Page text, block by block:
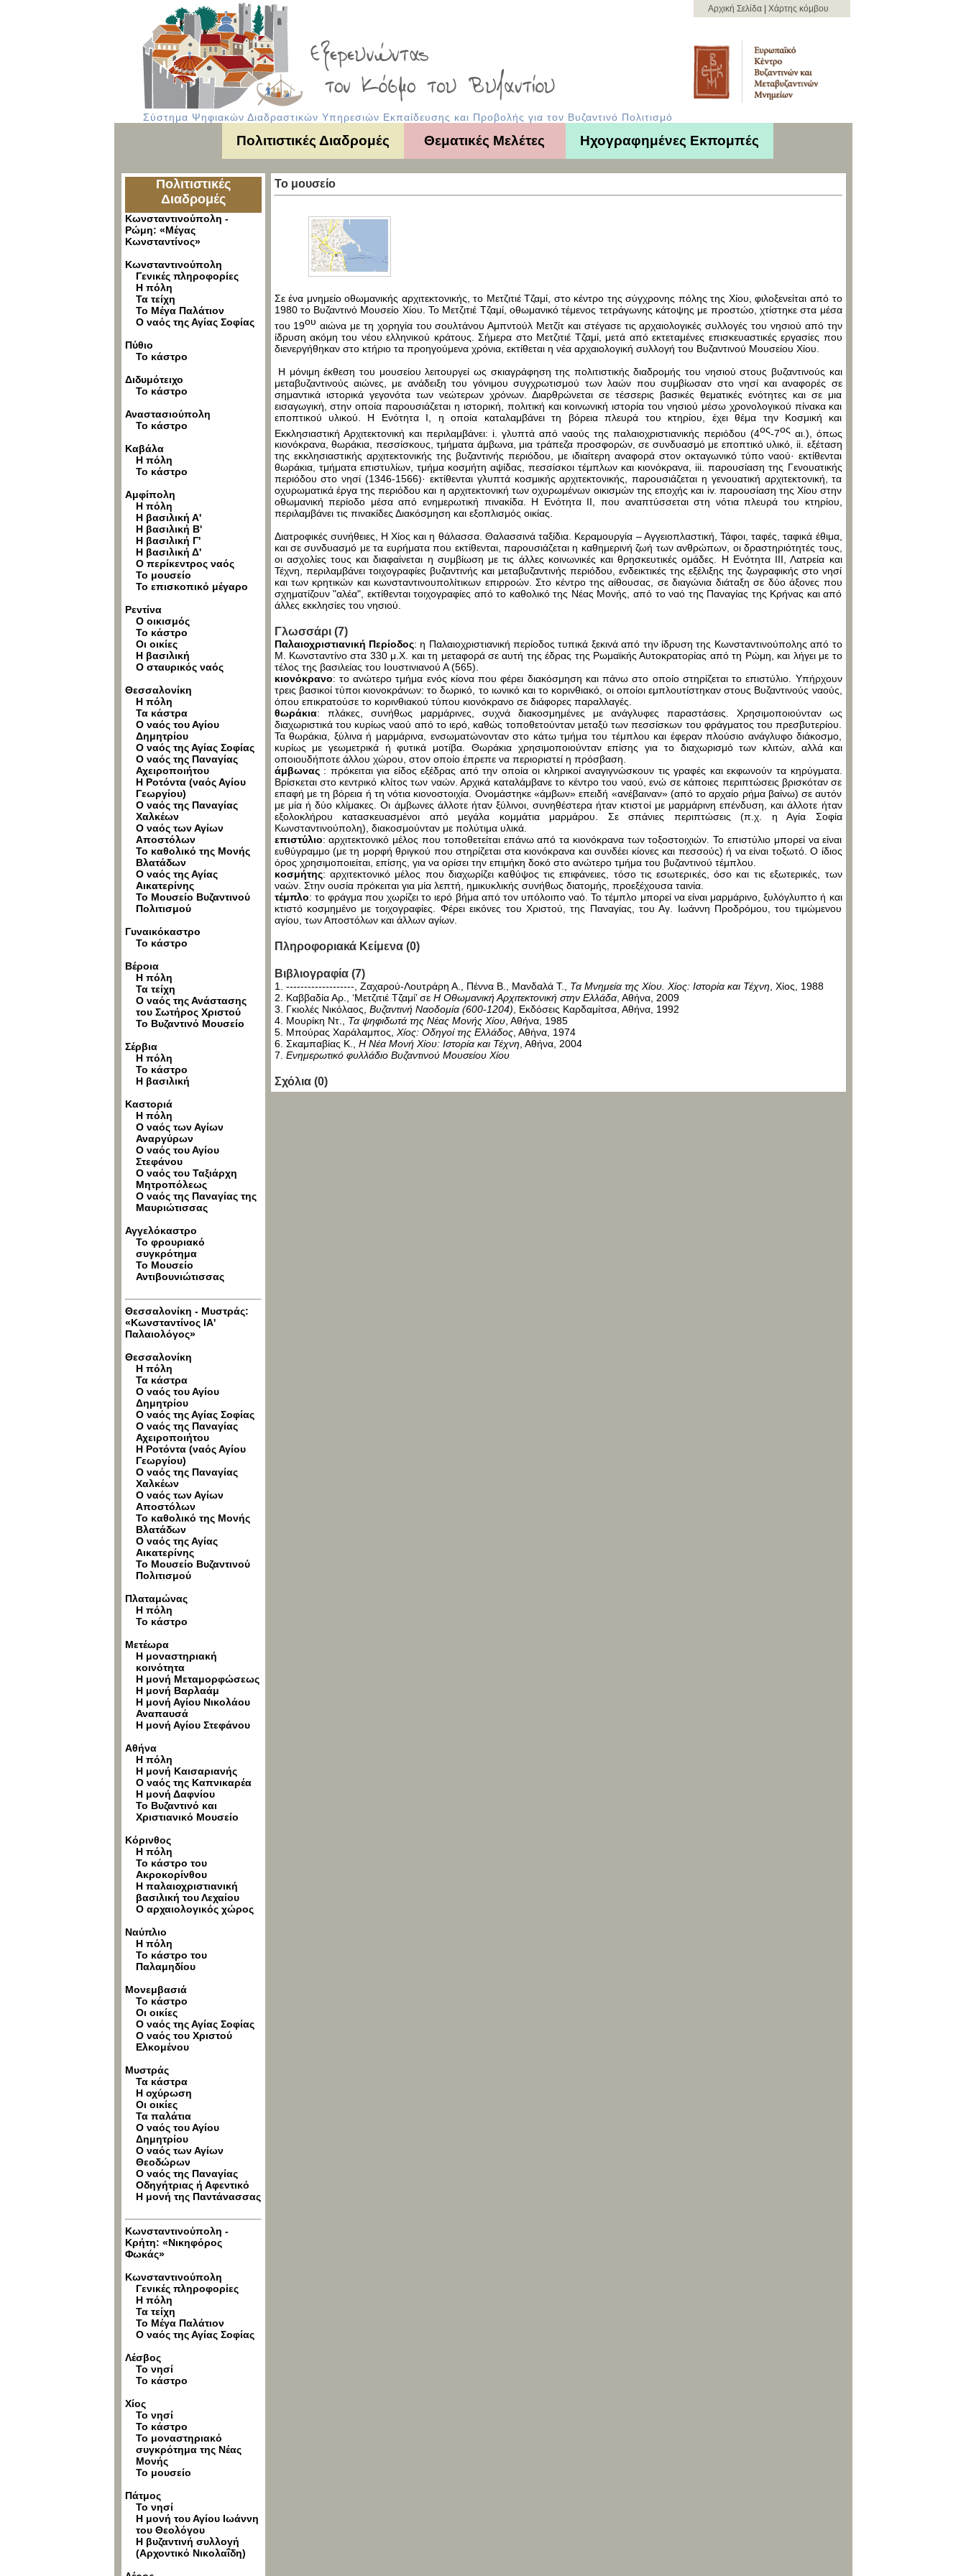
Αρχική Σελίδα Χάρτης κόμβου
Σύστημα Ψηφιακών Διαδραστικών Υπηρεσιών Εκπαίδευσης και Προβολής για τον Βυζαντινό Πολιτισμό
Πολιτιστικές Διαδρομές Θεματικές Μελέτες Ηχογραφημένες Εκπομπές
Πολιτιστικές
Διαδρομές
Κωνσταντινούπολη -
Ρώμη: «Μέγας
Κωνσταντίνος»
Κωνσταντινούπολη
Γενικές πληροφορίες
Η πόλη
Τα τείχη
Το Μέγα Παλάτιον
Ο ναός της Αγίας Σοφίας
Πύθιο
Το κάστρο
Διδυμότειχο
Το κάστρο
Αναστασιούπολη
Το κάστρο
Καβάλα
Η πόλη
Το κάστρο
Αμφίπολη
Η πόλη
Η βασιλική Α'
Η βασιλική Β'
Η βασιλική Γ'
Η βασιλική Δ'
Ο περίκεντρος ναός
Το μουσείο
Το επισκοπικό μέγαρο
Ρεντίνα
Ο οικισμός
Το κάστρο
Οι οικίες
Η βασιλική
Ο σταυρικός ναός
Θεσσαλονίκη
Η πόλη
Τα κάστρα
Ο ναός του Αγίου
Δημητρίου
Ο ναός της Αγίας Σοφίας
Ο ναός της Παναγίας
Αχειροποιήτου
Η Ροτόντα (ναός Αγίου
Γεωργίου)
Ο ναός της Παναγίας
Χαλκέων
Ο ναός των Αγίων
Αποστόλων
Το καθολικό της Μονής
Βλατάδων
Ο ναός της Αγίας
Αικατερίνης
Το Μουσείο Βυζαντινού
Πολιτισμού
Γυναικόκαστρο
Το κάστρο
Βέροια
Η πόλη
Τα τείχη
Ο ναός της Ανάστασης
του Σωτήρος Χριστού
Το Βυζαντινό Μουσείο
Σέρβια
Η πόλη
Το κάστρο
Η βασιλική
Καστοριά
Η πόλη
Ο ναός των Αγίων
Αναργύρων
Ο ναός του Αγίου
Στεφάνου
Ο ναός του Ταξιάρχη
Μητροπόλεως
Ο ναός της Παναγίας της
Μαυριώτισσας
Αγγελόκαστρο
Το φρουριακό
συγκρότημα
Το Μουσείο
Αντιβουνιώτισσας
Θεσσαλονίκη - Μυστράς:
«Κωνσταντίνος ΙΑ'
Παλαιολόγος»
Θεσσαλονίκη
Η πόλη
Τα κάστρα
Ο ναός του Αγίου
Δημητρίου
Ο ναός της Αγίας Σοφίας
Ο ναός της Παναγίας
Αχειροποιήτου
Η Ροτόντα (ναός Αγίου
Γεωργίου)
Ο ναός της Παναγίας
Χαλκέων
Ο ναός των Αγίων
Αποστόλων
Το καθολικό της Μονής
Βλατάδων
Ο ναός της Αγίας
Αικατερίνης
Το Μουσείο Βυζαντινού
Πολιτισμού
Πλαταμώνας
Η πόλη
Το κάστρο
Μετέωρα
Η μοναστηριακή
κοινότητα
Η μονή Μεταμορφώσεως
Η μονή Βαρλαάμ
Η μονή Αγίου Νικολάου
Αναπαυσά
Η μονή Αγίου Στεφάνου
Αθήνα
Η πόλη
Η μονή Καισαριανής
Ο ναός της Καπνικαρέα
Η μονή Δαφνίου
Το Βυζαντινό και
Χριστιανικό Μουσείο
Κόρινθος
Η πόλη
Το κάστρο του
Ακροκορίνθου
Η παλαιοχριστιανική
βασιλική του Λεχαίου
Ο αρχαιολογικός χώρος
Ναύπλιο
Η πόλη
Το κάστρο του
Παλαμηδίου
Μονεμβασιά
Το κάστρο
Οι οικίες
Ο ναός της Αγίας Σοφίας
Ο ναός του Χριστού
Ελκομένου
Μυστράς
Τα κάστρα
Η οχύρωση
Οι οικίες
Τα παλάτια
Ο ναός του Αγίου
Δημητρίου
Ο ναός των Αγίων
Θεοδώρων
O ναός της Παναγίας
Οδηγήτριας ή Αφεντικό
Η μονή της Παντάνασσας
Κωνσταντινούπολη -
Κρήτη: «Νικηφόρος
Φωκάς»
Κωνσταντινούπολη
Γενικές πληροφορίες
Η πόλη
Τα τείχη
Το Μέγα Παλάτιον
Ο ναός της Αγίας Σοφίας
Λέσβος
Το νησί
Το κάστρο
Χίος
Το νησί
Το κάστρο
Το μοναστηριακό
συγκρότημα της Νέας
Μονής
Το μουσείο
Πάτμος
Το νησί
Η μονή του Αγίου Ιωάννη
του Θεολόγου
Η βυζαντινή συλλογή
(Αρχοντικό Νικολαΐδη)
Το μουσείο
Σε ένα μνημείο οθωμανικής αρχιτεκτονικής, το Μετζιτιέ Τζαμί, στο κέντρο της σύγχρονης πόλης της Χίου, φιλοξενείται από το
1980 το Βυζαντινό Μουσείο Χίου. Το Μετζιτιέ Τζαμί, οθωμανικό τέμενος τετράγωνης κάτοψης με προστώο, χτίστηκε στα μέσα
του 19ου αιώνα με τη χορηγία του σουλτάνου Αμπντούλ Μετζίτ και στέγασε τις αρχαιολογικές συλλογές του νησιού από την
ίδρυση ακόμη του νέου ελληνικού κράτους. Σήμερα στο Μετζιτιέ Τζαμί, μετά από εκτεταμένες επισκευαστικές εργασίες που
διενεργήθηκαν στο κτήριο τα προηγούμενα χρόνια, εκτίθεται η νέα αρχαιολογική συλλογή του Βυζαντινού Μουσείου Χίου.
Η μόνιμη έκθεση του μουσείου λειτουργεί ως σκιαγράφηση της πολιτιστικής διαδρομής του νησιού στους βυζαντινούς και
μεταβυζαντινούς αιώνες, με ανάδειξη του γόνιμου συγχρωτισμού των λαών που συμβίωσαν στο νησί και αναφορές σε
σημαντικά ιστορικά γεγονότα των νεώτερων χρόνων. Διαρθρώνεται σε τέσσερις βασικές θεματικές ενότητες και σε μια
εισαγωγική, στην οποία παρουσιάζεται η ιστορική, πολιτική και κοινωνική ιστορία του νησιού μέσω χρονολογικού πίνακα και
εποπτικού υλικού. Η Ενότητα Ι, η οποία καταλαμβάνει τη βόρεια πλευρά του κτηρίου, έχει θέμα την Κοσμική και
Εκκλησιαστική Αρχιτεκτονική και περιλαμβάνει: i. γλυπτά από ναούς της παλαιοχριστιανικής περιόδου (4ος-7οςαι.), όπως
κιονόκρανα, θωράκια, πεσσίσκους, τμήματα άμβωνα, μια τράπεζα προσφορών, σε συνδυασμό με εποπτικό υλικό, ii. εξέταση
της εκκλησιαστικής αρχιτεκτονικής της βυζαντινής περιόδου, με ιδιαίτερη αναφορά στον οκταγωνικό τύπο ναού· εκτίθενται
θωράκια, τμήματα επιστυλίων, τμήμα κοσμήτη αψίδας, πεσσίσκοι τέμπλων και κιονόκρανα, iii. παρουσίαση της Γενουατικής
περιόδου στο νησί (1346-1566)· εκτίθενται γλυπτά κοσμικής αρχιτεκτονικής, παρουσιάζεται η γενουατική αρχιτεκτονική, τα
οχυρωματικά έργα της περιόδου και η αρχιτεκτονική των οχυρωμένων οικισμών της εποχής και iv. παρουσίαση της Χίου στην
οθωμανική περίοδο μέσα από ενημερωτική πινακίδα. Η Ενότητα ΙΙ, που αναπτύσσεται στη νότια πλευρά του κτηρίου,
περιλαμβάνει τις πινακίδες Διακόσμηση και εξοπλισμός οικίας.
Διατροφικές συνήθειες, Η Χίος και η θάλασσα. Θαλασσινά ταξίδια. Κεραμουργία – Αγγειοπλαστική, Τάφοι, ταφές, ταφικά έθιμα,
και σε συνδυασμό με τα ευρήματα που εκτίθενται, παρουσιάζεται η καθημερινή ζωή των ανθρώπων, οι δραστηριότητές τους,
οι ασχολίες τους και διαφαίνεται η συμβίωση με τις άλλες κοινωνικές και θρησκευτικές ομάδες. Η Ενότητα ΙΙΙ, Λατρεία και
Τέχνη, περιλαμβάνει τοιχογραφίες βυζαντινής και μεταβυζαντινής περιόδου, ενδεικτικές της εξέλιξης της ζωγραφικής στο νησί
και των κρητικών και κωνσταντινουπολίτικων επιρροών. Στο κέντρο της αίθουσας, σε διαγώνια διάταξη σε δύο άξονες που
σχηματίζουν "αλέα", εκτίθενται τοιχογραφίες από το καθολικό της Νέας Μονής, από το ναό της Παναγίας της Κρήνας και από
άλλες εκκλησίες του νησιού.
Γλωσσάρι (7)
Παλαιοχριστιανική Περίοδος: η Παλαιοχριστιανική περίοδος τυπικά ξεκινά από την ίδρυση της Κωνσταντινούπολης από το
Μ. Κωνσταντίνο στα 330 μ.Χ. και τη μεταφορά σε αυτή της έδρας της Ρωμαϊκής Αυτοκρατορίας από τη Ρώμη, και λήγει με το
τέλος της βασιλείας του Ιουστινιανού Α (565).
κιονόκρανο: το ανώτερο τμήμα ενός κίονα που φέρει διακόσμηση και πάνω στο οποίο στηρίζεται το επιστύλιο. Υπήρχουν
τρεις βασικοί τύποι κιονοκράνων: το δωρικό, το ιωνικό και το κορινθιακό, οι οποίοι εμπλουτίστηκαν στους Βυζαντινούς ναούς,
όπου επικρατούσε το κορινθιακού τύπου κιονόκρανο σε διάφορες παραλλαγές.
θωράκια: πλάκες, συνήθως μαρμάρινες, συχνά διακοσμημένες με ανάγλυφες παραστάσεις. Χρησιμοποιούνταν ως
διαχωριστικά του κυρίως ναού από το ιερό, καθώς τοποθετούνταν μεταξύ των πεσσίσκων του φράγματος του πρεσβυτερίου.
Τα θωράκια, ξύλινα ή μαρμάρινα, ενσωματώνονταν στο κάτω τμήμα του τέμπλου και έφεραν πλούσιο ανάγλυφο διάκοσμο,
κυρίως με γεωμετρικά ή φυτικά μοτίβα. Θωράκια χρησιμοποιούνταν επίσης για το διαχωρισμό των κλιτών, αλλά και
οποιουδήποτε άλλου χώρου, στον οποίο έπρεπε να περιοριστεί η πρόσβαση.
άμβωνας : πρόκειται για είδος εξέδρας από την οποία οι κληρικοί αναγιγνώσκουν τις γραφές και εκφωνούν τα κηρύγματα.
Βρίσκεται στο κεντρικό κλίτος των ναών. Αρχικά καταλάμβανε το κέντρο του ναού, ενώ σε κάποιες περιπτώσεις βρισκόταν σε
επαφή με τη βόρεια ή τη νότια κιονοστοιχία. Ονομάστηκε «άμβων» επειδή «ανέβαιναν» (από το αρχαίο ρήμα βαίνω) σε αυτόν
με μία ή δύο κλίμακες. Οι άμβωνες άλλοτε ήταν ξύλινοι, συνηθέστερα ήταν κτιστοί με μαρμάρινη επένδυση, και άλλοτε ήταν
εξολοκλήρου κατασκευασμένοι από μεγάλα κομμάτια μαρμάρου. Σε σπάνιες περιπτώσεις (π.χ. η Αγία Σοφία
Κωνσταντινούπολη), διακοσμούνταν με πολύτιμα υλικά.
επιστύλιο: αρχιτεκτονικό μέλος που τοποθετείται επάνω από τα κιονόκρανα των τοξοστοιχιών. Το επιστύλιο μπορεί να είναι
ευθύγραμμο (με τη μορφή θριγκού που στηρίζεται στα κιονόκρανα και συνδέει κίονες και πεσσούς) ή να είναι τοξωτό. Ο ίδιος
όρος χρησιμοποιείται, επίσης, για να ορίσει την επιμήκη δοκό στο ανώτερο τμήμα του βυζαντινού τέμπλου.
κοσμήτης: αρχιτεκτονικό μέλος που διαχωρίζει καθύψος τις επιφάνειες, τόσο τις εσωτερικές, όσο και τις εξωτερικές, των
ναών. Στην ουσία πρόκειται για μία λεπτή, ημικυκλικής συνήθως διατομής, προεξέχουσα ταινία.
τέμπλο: το φράγμα που χωρίζει το ιερό βήμα από τον υπόλοιπο ναό. Το τέμπλο μπορεί να είναι μαρμάρινο, ξυλόγλυπτο ή και
κτιστό κοσμημένο με τοιχογραφίες. Φέρει εικόνες του Χριστού, της Παναγίας, του Αγ. Ιωάννη Προδρόμου, του τιμώμενου
αγίου, των Αποστόλων και άλλων αγίων.
Πληροφοριακά Κείμενα (0)
Βιβλιογραφία (7)
1. -------------------, Ζαχαρού-Λουτράρη Α., Πέννα Β., Μανδαλά Τ., Τα Μνημεία της Χίου. Χίος: Ιστορία και Τέχνη, Χίος, 1988
2. Καββαδία Αρ., ‘Μετζιτιέ Τζαμί’ σε Η Οθωμανική Αρχιτεκτονική στην Ελλάδα, Αθήνα, 2009
3. Γκιολές Νικόλαος, Βυζαντινή Ναοδομία (600-1204), Εκδόσεις Καρδαμίτσα, Αθήνα, 1992
4. Μουρίκη Ντ., Τα ψηφιδωτά της Νέας Μονής Χίου, Αθήνα, 1985
5. Μπούρας Χαράλαμπος, Χίος: Οδηγοί της Ελλάδος, Αθήνα, 1974
6. Σκαμπαβίας Κ., Η Νέα Μονή Χίου: Ιστορία και Τέχνη, Αθήνα, 2004
7. Ενημερωτικό φυλλάδιο Βυζαντινού Μουσείου Χίου
Σχόλια (0)